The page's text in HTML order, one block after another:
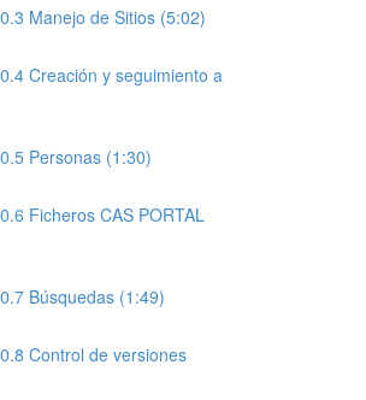
Manejo de Sitios (5:02)
Creación y seguimiento a
Personas (1:30)
Ficheros CAS PORTAL
Búsquedas (1:49)
Control de versiones